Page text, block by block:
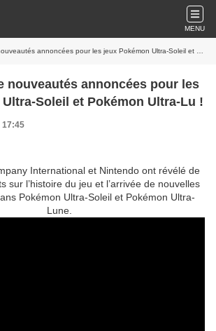
MENU
annoncées pour les jeux Pokémon Ultra-Soleil et Pokémon Ultra-Lu !
nouveautés annoncées pour les
Soleil et Pokémon Ultra-Lu !
17:45
International et Nintendo ont révélé de
sur l’histoire du jeu et l’arrivée de nouvelles
Pokémon Ultra-Soleil et Pokémon Ultra-
Lune.